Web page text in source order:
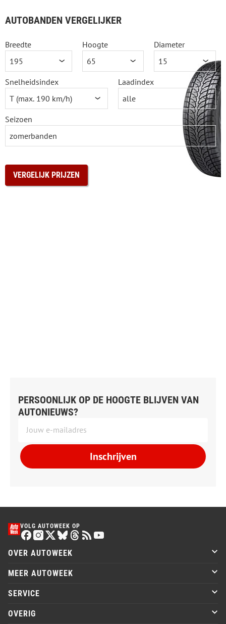
AUTOBANDEN VERGELIJKER
Breedte Hoogte Diameter
Snelheidsindex Laadindex
Seizoen
PERSOONLIJK OP DE HOOGTE BLIJVEN VAN
AUTONIEUWS?
Inschrijven
VOLG AUTOWEEK OP
OVER AUTOWEEK
MEER AUTOWEEK
SERVICE
OVERIG